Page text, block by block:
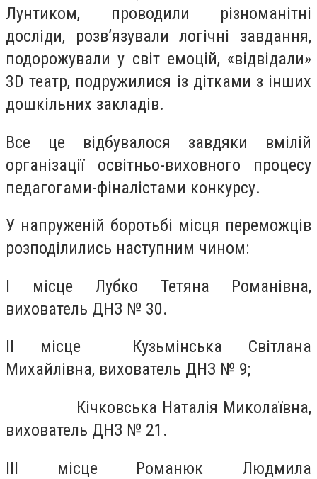
Лунтиком, проводили різноманітні
досліди, розв’язували логічні завдання,
подорожували у світ емоцій, «відвідали»
3D театр, подружилися із дітками з інших
дошкільних закладів.
Все це відбувалося завдяки вмілій
організації освітньо-виховного процесу
педагогами-фіналістами конкурсу.
У напруженій боротьбі місця переможців
розподілились наступним чином:
І місце Лубко Тетяна Романівна,
вихователь ДНЗ № 30.
ІІ місце Кузьмінська Світлана
Михайлівна, вихователь ДНЗ № 9;
Кічковська Наталія Миколаївна,
вихователь ДНЗ № 21.
ІІІ місце Романюк Людмила